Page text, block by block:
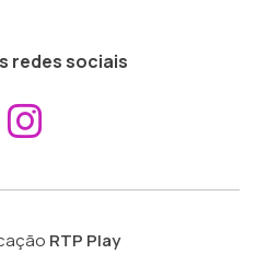
redes sociais
Aceder ao
RTP Play